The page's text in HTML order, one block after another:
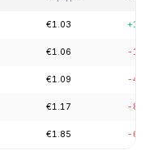
€1.03
€1.06 -
€1.09 -
€1.17 -
€1.85 -